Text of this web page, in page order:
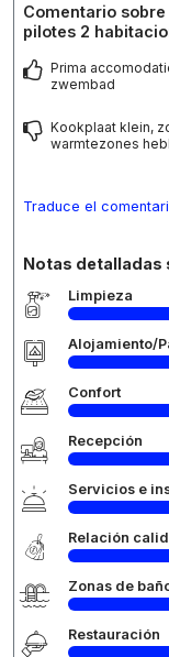
Comentario
pilotes 2
Prima
zwembad
Kookplaat klein,
warmtezones
Traduce el
Notas detalladas
Limpieza
Alojamiento/
Confort
Recepción
Servicios e
Relación
Zonas de
Restauración